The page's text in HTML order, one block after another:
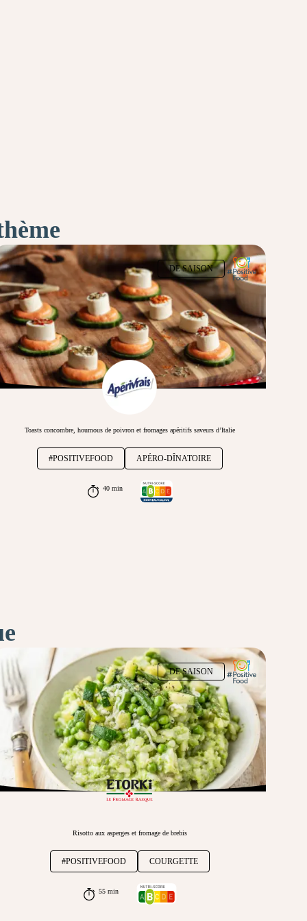
DE SAISON
Toasts concombre, houmous de poivron et fromages apéritifs saveurs d’Italie
#POSITIVEFOOD APÉRO-DÎNATOIRE
40 min
DE SAISON
Risotto aux asperges et fromage de brebis
#POSITIVEFOOD COURGETTE
55 min